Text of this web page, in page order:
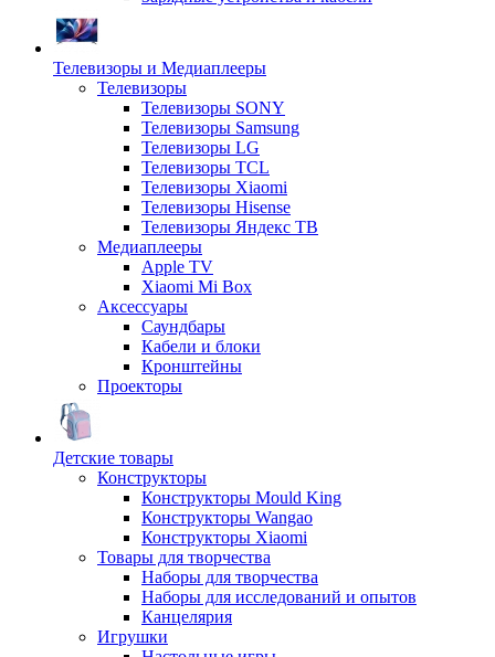
Телевизоры и Медиаплееры
Телевизоры
Телевизоры SONY
Телевизоры Samsung
Телевизоры LG
Телевизоры TCL
Телевизоры Xiaomi
Телевизоры Hisense
Телевизоры Яндекс ТВ
Медиаплееры
Apple TV
Xiaomi Mi Box
Аксессуары
Саундбары
Кабели и блоки
Кронштейны
Проекторы
Детские товары
Конструкторы
Конструкторы Mould King
Конструкторы Wangao
Конструкторы Xiaomi
Товары для творчества
Наборы для творчества
Наборы для исследований и опытов
Канцелярия
Игрушки